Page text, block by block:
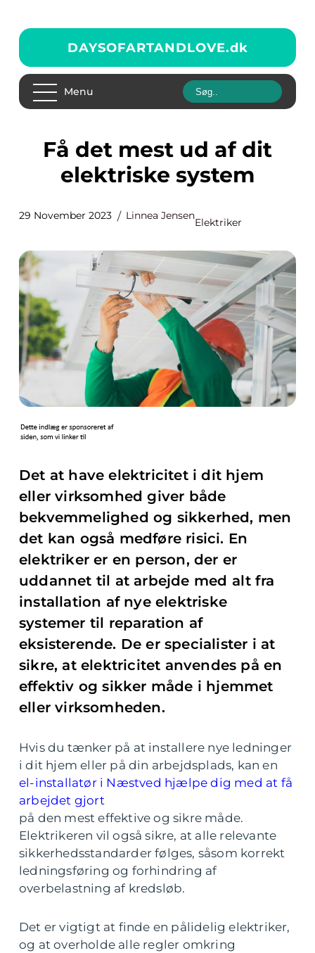
DAYSOFARTANDLOVE.dk
Menu
Få det mest ud af dit
elektriske system
29 November 2023 Linnea Jensen
Elektriker
Det at have elektricitet i dit hjem
eller virksomhed giver både
bekvemmelighed og sikkerhed, men
det kan også medføre risici. En
elektriker er en person, der er
uddannet til at arbejde med alt fra
installation af nye elektriske
systemer til reparation af
eksisterende. De er specialister i at
sikre, at elektricitet anvendes på en
effektiv og sikker måde i hjemmet
eller virksomheden.
Hvis du tænker på at installere nye ledninger
i dit hjem eller på din arbejdsplads, kan en
el-installatør i Næstved hjælpe dig med at få
arbejdet gjort
på den mest effektive og sikre måde.
Elektrikeren vil også sikre, at alle relevante
sikkerhedsstandarder følges, såsom korrekt
ledningsføring og forhindring af
overbelastning af kredsløb.
Det er vigtigt at finde en pålidelig elektriker,
og at overholde alle regler omkring